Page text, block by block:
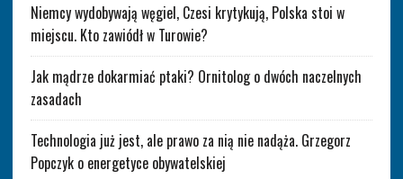
Niemcy wydobywają węgiel, Czesi krytykują, Polska stoi w
miejscu. Kto zawiódł w Turowie?
Jak mądrze dokarmiać ptaki? Ornitolog o dwóch naczelnych
zasadach
Technologia już jest, ale prawo za nią nie nadąża. Grzegorz
Popczyk o energetyce obywatelskiej